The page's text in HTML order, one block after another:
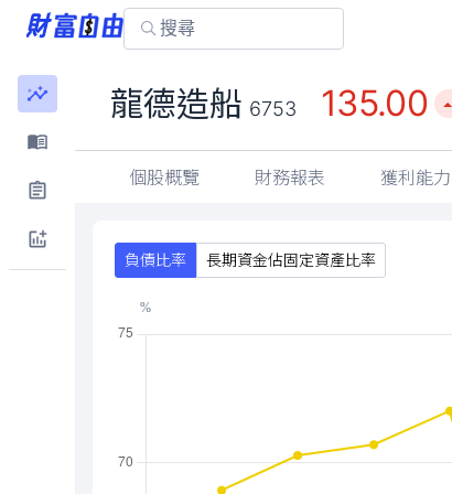
龍德造船 6753 135.00
個股概覽 財務報表 獲利能力
負債比率 長期資金佔固定資產比率